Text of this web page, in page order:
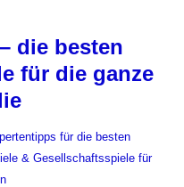
die besten
für die ganze
für die besten
& Gesellschaftsspiele für